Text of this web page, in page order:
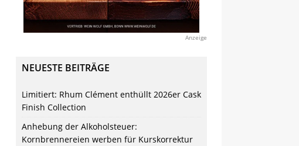
Anzeige
NEUESTE BEITRÄGE
Limitiert: Rhum Clément enthüllt 2026er Cask
Finish Collection
Anhebung der Alkoholsteuer:
Kornbrennereien werben für Kurskorrektur